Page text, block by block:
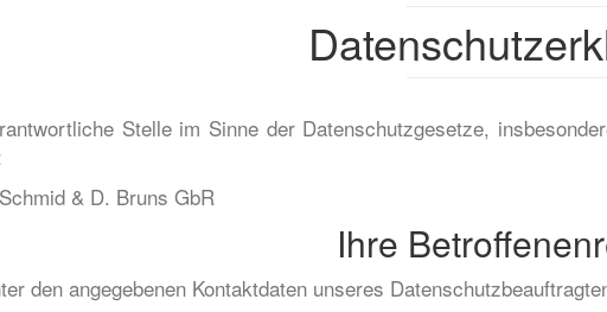
Stelle im Sinne der Datenschutzgesetze,
& D. Bruns GbR
Ihre
den angegebenen Kontaktdaten unseres